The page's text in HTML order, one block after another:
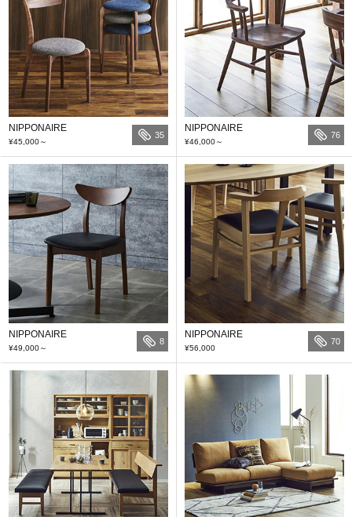
NIPPONAIRE
¥45,000～
35
NIPPONAIRE
¥46,000～
76
NIPPONAIRE
¥49,000～
8
NIPPONAIRE
¥56,000
70